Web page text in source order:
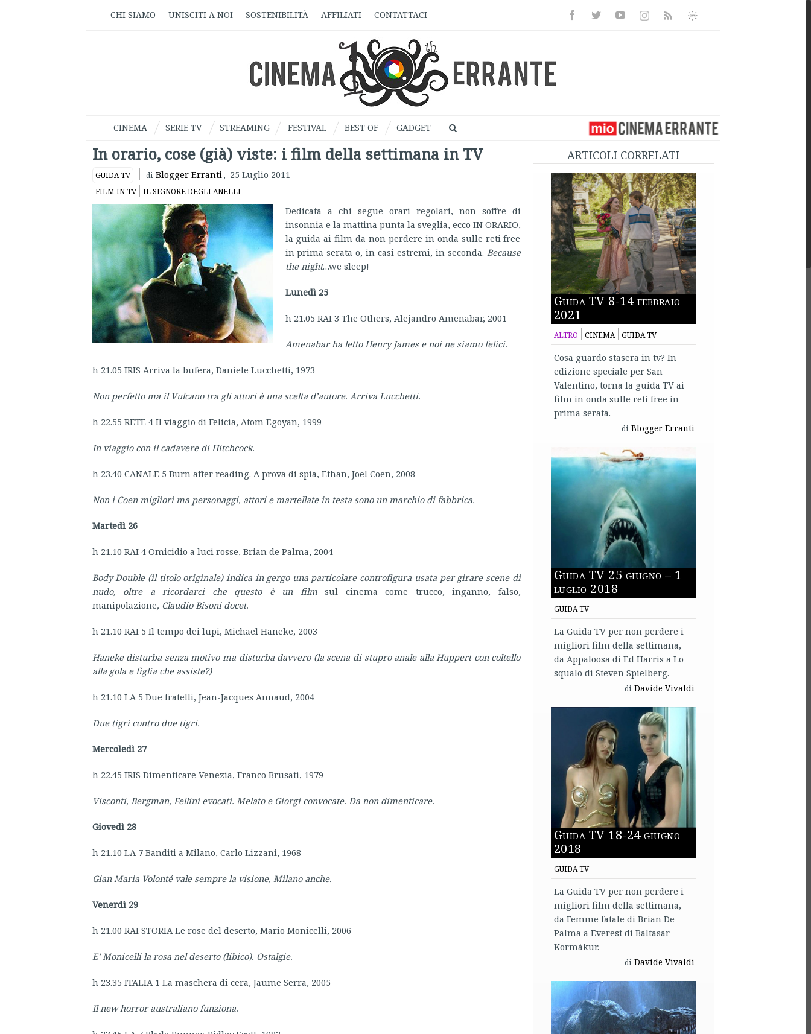
CHI SIAMO UNISCITI A NOI SOSTENIBILITÀ AFFILIATI CONTATTACI FacebookTwitterYoutubeInstagramRss
Informativa
CINEMA SERIE TV STREAMING FESTIVAL BEST OF GADGET
In orario, cose (già) viste: i film della settimana in TV
GUIDA TV di Blogger Erranti, 25 Luglio 2011
FILM IN TV IL SIGNORE DEGLI ANELLI
Dedicata a chi segue orari regolari, non soffre di
insonnia e la mattina punta la sveglia, ecco IN ORARIO,
la guida ai film da non perdere in onda sulle reti free
in prima serata o, in casi estremi, in seconda. Because
the night…we sleep!
Lunedì 25
h 21.05 RAI 3 The Others, Alejandro Amenabar, 2001
Amenabar ha letto Henry James e noi ne siamo felici.
h 21.05 IRIS Arriva la bufera, Daniele Lucchetti, 1973
Non perfetto ma il Vulcano tra gli attori è una scelta d’autore. Arriva Lucchetti.
h 22.55 RETE 4 Il viaggio di Felicia, Atom Egoyan, 1999
In viaggio con il cadavere di Hitchcock.
h 23.40 CANALE 5 Burn after reading. A prova di spia, Ethan, Joel Coen, 2008
Non i Coen migliori ma personaggi, attori e martellate in testa sono un marchio di fabbrica.
Martedì 26
h 21.10 RAI 4 Omicidio a luci rosse, Brian de Palma, 2004
Body Double (il titolo originale) indica in gergo una particolare controfigura usata per girare scene di
nudo, oltre a ricordarci che questo è un filmsul cinema come trucco, inganno, falso,
manipolazione, Claudio Bisoni docet.
h 21.10 RAI 5 Il tempo dei lupi, Michael Haneke, 2003
Haneke disturba senza motivo ma disturba davvero (la scena di stupro anale alla Huppert con coltello
alla gola e figlia che assiste?)
h 21.10 LA 5 Due fratelli, Jean-Jacques Annaud, 2004
Due tigri contro due tigri.
Mercoledì 27
h 22.45 IRIS Dimenticare Venezia, Franco Brusati, 1979
Visconti, Bergman, Fellini evocati. Melato e Giorgi convocate. Da non dimenticare.
Giovedì 28
h 21.10 LA 7 Banditi a Milano, Carlo Lizzani, 1968
Gian Maria Volonté vale sempre la visione, Milano anche.
Venerdì 29
h 21.00 RAI STORIA Le rose del deserto, Mario Monicelli, 2006
E’ Monicelli la rosa nel deserto (libico). Ostalgie.
h 23.35 ITALIA 1 La maschera di cera, Jaume Serra, 2005
Il new horror australiano funziona.
ARTICOLI CORRELATI
Guida TV 8-14 febbraio
2021
ALTRO CINEMA GUIDA TV
Cosa guardo stasera in tv? In
edizione speciale per San
Valentino, torna la guida TV ai
film in onda sulle reti free in
prima serata.
di Blogger Erranti
Guida TV 25 giugno – 1
luglio 2018
GUIDA TV
La Guida TV per non perdere i
migliori film della settimana,
da Appaloosa di Ed Harris a Lo
squalo di Steven Spielberg.
di Davide Vivaldi
Guida TV 18-24 giugno
2018
GUIDA TV
La Guida TV per non perdere i
migliori film della settimana,
da Femme fatale di Brian De
Palma a Everest di Baltasar
Kormákur.
di Davide Vivaldi